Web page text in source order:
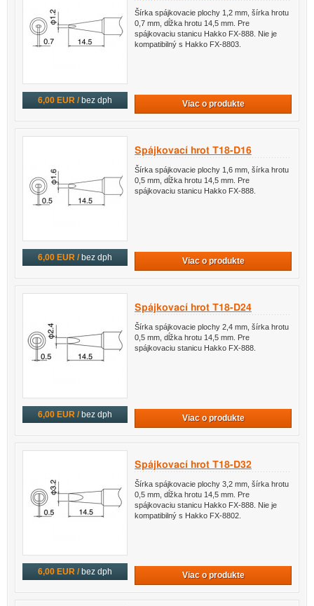
6,00 EUR / bez dph
Šírka spájkovacie plochy 1,2 mm, šírka hrotu
0,7 mm, dĺžka hrotu 14,5 mm. Pre
spájkovaciu stanicu Hakko FX-888. Nie je
kompatibilný s Hakko FX-8803.
Viac o produkte
6,00 EUR / bez dph
Spájkovací hrot T18-D16
Šírka spájkovacie plochy 1,6 mm, šírka hrotu
0,5 mm, dĺžka hrotu 14,5 mm. Pre
spájkovaciu stanicu Hakko FX-888.
Viac o produkte
6,00 EUR / bez dph
Spájkovací hrot T18-D24
Šírka spájkovacie plochy 2,4 mm, šírka hrotu
0,5 mm, dĺžka hrotu 14,5 mm. Pre
spájkovaciu stanicu Hakko FX-888.
Viac o produkte
6,00 EUR / bez dph
Spájkovací hrot T18-D32
Šírka spájkovacie plochy 3,2 mm, šírka hrotu
0,5 mm, dĺžka hrotu 14,5 mm. Pre
spájkovaciu stanicu Hakko FX-888. Nie je
kompatibilný s Hakko FX-8802.
Viac o produkte